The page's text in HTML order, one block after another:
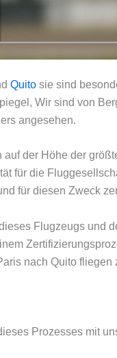
Quito sie sind
Wir sind von
angesehen.
der Höhe der
für die
für diesen Zweck
Flugzeugs und
nach Quito fliegen
Prozesses mit